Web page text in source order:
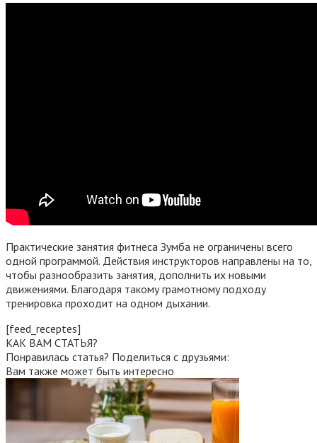
Практические занятия фитнеса Зумба не ограничены всего
одной программой. Действия инструкторов направлены на то,
чтобы разнообразить занятия, дополнить их новыми
движениями. Благодаря такому грамотному подходу
тренировка проходит на одном дыхании.
[feed_receptes]
КАК ВАМ СТАТЬЯ?
Понравилась статья? Поделиться с друзьями:
Вам также может быть интересно